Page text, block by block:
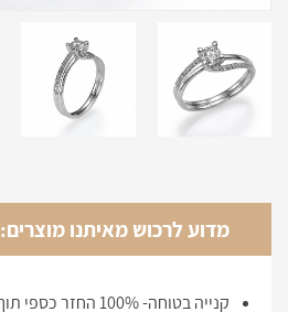
מדוע לרכוש מאיתנו מוצרים:
קנייה בטוחה- 100% החזר כספי תוך שבועיים מיום הרכישה.